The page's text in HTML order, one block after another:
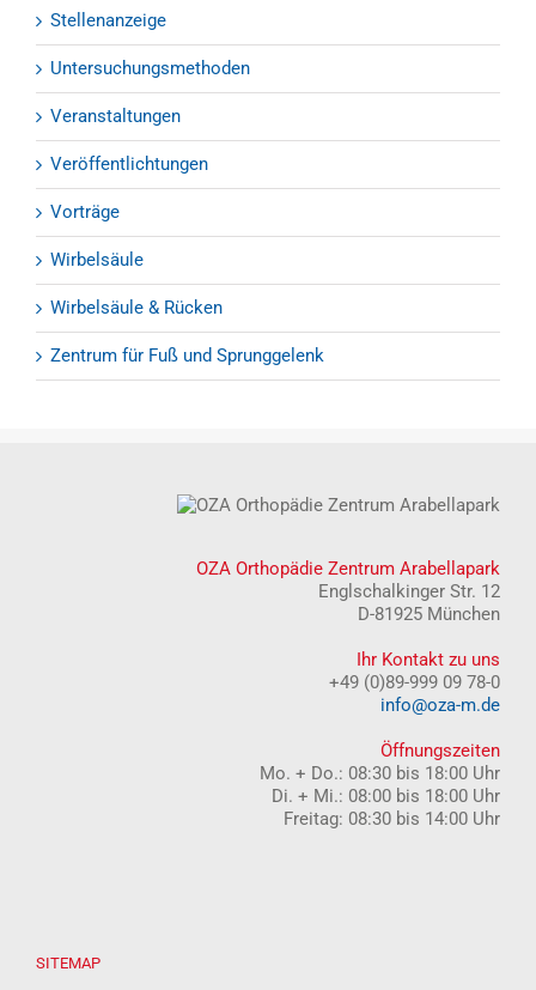
Stellenanzeige
Untersuchungsmethoden
Veranstaltungen
Veröffentlichtungen
Vorträge
Wirbelsäule
Wirbelsäule & Rücken
Zentrum für Fuß und Sprunggelenk
OZA Orthopädie Zentrum Arabellapark
Englschalkinger Str. 12
D-81925 München
Ihr Kontakt zu uns
+49 (0)89-999 09 78-0
info@oza-m.de
Öffnungszeiten
Mo. + Do.: 08:30 bis 18:00 Uhr
Di. + Mi.: 08:00 bis 18:00 Uhr
Freitag: 08:30 bis 14:00 Uhr
SITEMAP